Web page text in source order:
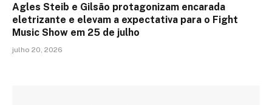
Agles Steib e Gilsão protagonizam encarada
eletrizante e elevam a expectativa para o Fight
Music Show em 25 de julho
julho 20, 2026